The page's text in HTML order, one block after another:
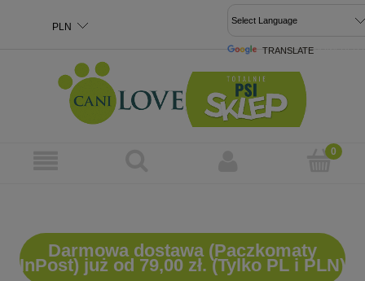
TRANSLATE
Darmowa dostawa (Paczkomaty
InPost) już od 79,00 zł. (Tylko PL i PLN)